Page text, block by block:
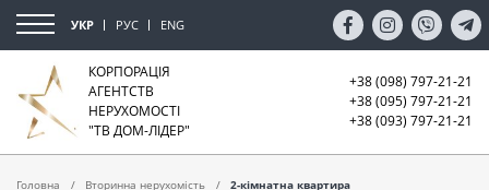
УКР РУС ENG
КОРПОРАЦІЯ
АГЕНТСТВ
НЕРУХОМОСТІ
"ТВ ДОМ-ЛІДЕР"
+38 (098) 797-21-21
+38 (095) 797-21-21
+38 (093) 797-21-21
Головна Вторинна нерухомість 2-кімнатна квартира